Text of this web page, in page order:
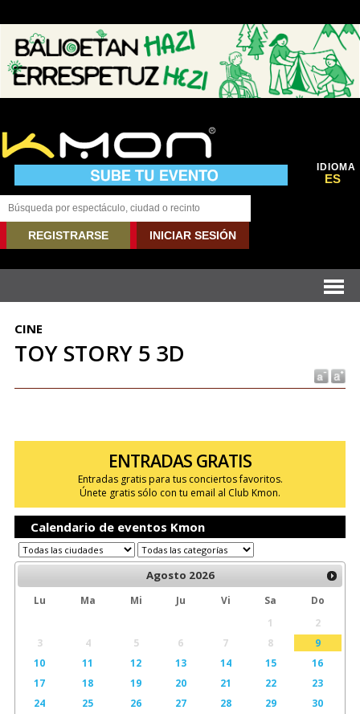
IDIOMA
ES
REGISTRARSE INICIAR SESIÓN
CINE
TOY STORY 5 3D
ENTRADAS GRATIS
Entradas gratis para tus conciertos favoritos.
Únete gratis sólo con tu email al Club Kmon.
Calendario de eventos Kmon
Agosto 2026
Lu Ma Mi Ju Vi Sa
Do
1
2
3
4 5 6 7 8
9
10
11 12 13 14 15
16
17
18 19 20 21 22
23
24
25 26 27 28 29
30